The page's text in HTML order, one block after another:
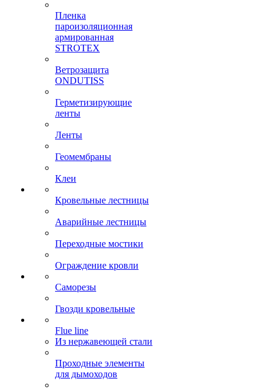
Пленка
пароизоляционная
армированная
STROTEX
Ветрозащита
ONDUTISS
Герметизирующие
ленты
Ленты
Геомембраны
Клеи
Кровельные лестницы
Аварийные лестницы
Переходные мостики
Ограждение кровли
Саморезы
Гвозди кровельные
Flue line
Из нержавеющей стали
Проходные элементы
для дымоходов